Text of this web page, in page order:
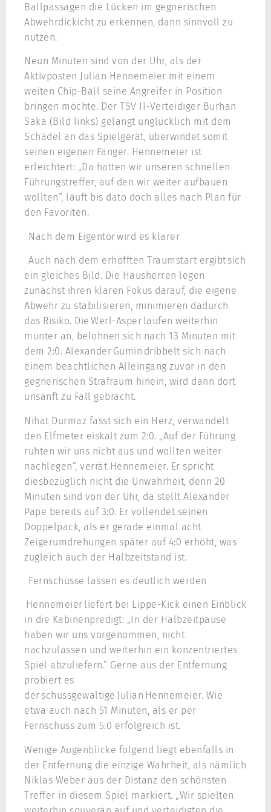
Ballpassagen die Lücken im gegnerischen
Abwehrdickicht zu erkennen, dann sinnvoll zu
nutzen.
Neun Minuten sind von der Uhr, als der
Aktivposten Julian Hennemeier mit einem
weiten Chip-Ball seine Angreifer in Position
bringen möchte. Der TSV II-Verteidiger Burhan
Saka (Bild links) gelangt unglücklich mit dem
Schädel an das Spielgerät, überwindet somit
seinen eigenen Fänger. Hennemeier ist
erleichtert: „Da hatten wir unseren schnellen
Führungstreffer, auf den wir weiter aufbauen
wollten“, läuft bis dato doch alles nach Plan für
den Favoriten.
Nach dem Eigentor wird es klarer
Auch nach dem erhofften Traumstart ergibt sich
ein gleiches Bild. Die Hausherren legen
zunächst ihren klaren Fokus darauf, die eigene
Abwehr zu stabilisieren, minimieren dadurch
das Risiko. Die Werl-Asper laufen weiterhin
munter an, belohnen sich nach 13 Minuten mit
dem 2:0. Alexander Gumin dribbelt sich nach
einem beachtlichen Alleingang zuvor in den
gegnerischen Strafraum hinein, wird dann dort
unsanft zu Fall gebracht.
Nihat Durmaz fasst sich ein Herz, verwandelt
den Elfmeter eiskalt zum 2:0. „Auf der Führung
ruhten wir uns nicht aus und wollten weiter
nachlegen“, verrät Hennemeier. Er spricht
diesbezüglich nicht die Unwahrheit, denn 20
Minuten sind von der Uhr, da stellt Alexander
Pape bereits auf 3:0. Er vollendet seinen
Doppelpack, als er gerade einmal acht
Zeigerumdrehungen später auf 4:0 erhöht, was
zugleich auch der Halbzeitstand ist.
Fernschüsse lassen es deutlich werden
Hennemeier liefert bei Lippe-Kick einen Einblick
in die Kabinenpredigt: „In der Halbzeitpause
haben wir uns vorgenommen, nicht
nachzulassen und weiterhin ein konzentriertes
Spiel abzuliefern.“ Gerne aus der Entfernung
probiert es
der schussgewaltige Julian Hennemeier. Wie
etwa auch nach 51 Minuten, als er per
Fernschuss zum 5:0 erfolgreich ist.
Wenige Augenblicke folgend liegt ebenfalls in
der Entfernung die einzige Wahrheit, als nämlich
Niklas Weber aus der Distanz den schönsten
Treffer in diesem Spiel markiert. „Wir spielten